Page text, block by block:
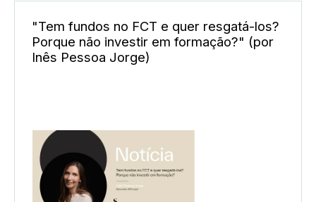
"Tem fundos no FCT e quer resgatá-los?
Porque não investir em formação?" (por
Inês Pessoa Jorge)